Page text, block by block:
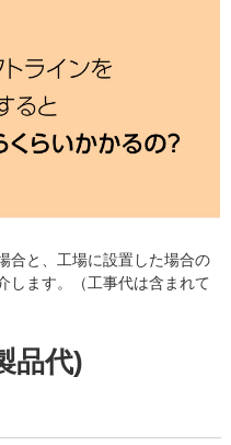
合と、工場に設置した場合の
します。（工事代は含まれて
品代)